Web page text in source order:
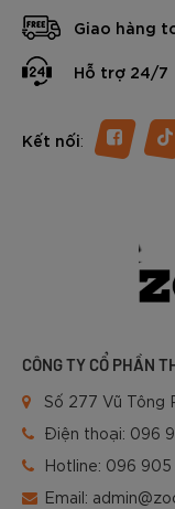
Giao hàng
Hỗ trợ 24/7
Kết nối:
CÔNG TY CỔ PHẦN
Số 277 Vũ Tông
Điện thoại: 096
Hotline: 096
Email: